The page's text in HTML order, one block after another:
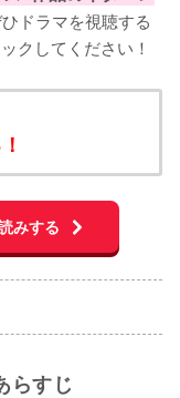
ドラマを視聴する
クしてください！
みする
らすじ